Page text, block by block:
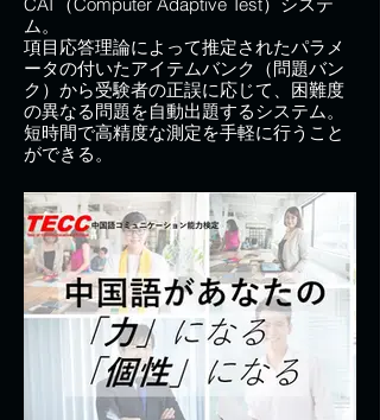
ム。
項目応答理論によって推定されたパラメ
ータの付いたアイテムバンク（問題バン
ク）から受験者の正誤に応じて、困難度
の異なる問題を自動出題するシステム。
短時間で高精度な測定を手軽に行うこと
ができる。